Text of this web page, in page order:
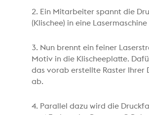
2. Ein Mitarbeiter spannt die
(Klischee) in eine Lasermaschine
3. Nun brennt ein feiner
Motiv in die Klischeeplatte.
das vorab erstellte Raster Ihrer
ab.
4. Parallel dazu wird die